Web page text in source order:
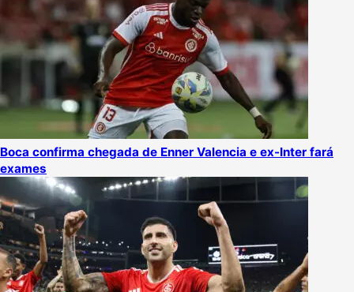
Boca confirma chegada de Enner Valencia e ex-Inter fará
exames